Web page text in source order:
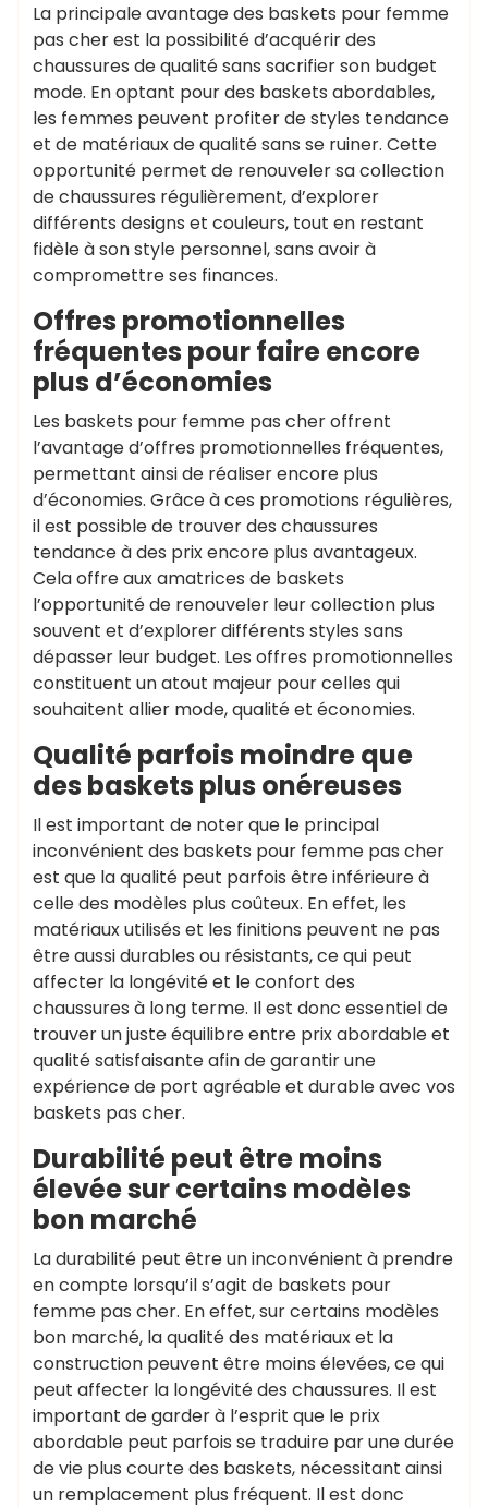
La principale avantage des baskets pour femme
pas cher est la possibilité d’acquérir des
chaussures de qualité sans sacrifier son budget
mode. En optant pour des baskets abordables,
les femmes peuvent profiter de styles tendance
et de matériaux de qualité sans se ruiner. Cette
opportunité permet de renouveler sa collection
de chaussures régulièrement, d’explorer
différents designs et couleurs, tout en restant
fidèle à son style personnel, sans avoir à
compromettre ses finances.
Offres promotionnelles
fréquentes pour faire encore
plus d’économies
Les baskets pour femme pas cher offrent
l’avantage d’offres promotionnelles fréquentes,
permettant ainsi de réaliser encore plus
d’économies. Grâce à ces promotions régulières,
il est possible de trouver des chaussures
tendance à des prix encore plus avantageux.
Cela offre aux amatrices de baskets
l’opportunité de renouveler leur collection plus
souvent et d’explorer différents styles sans
dépasser leur budget. Les offres promotionnelles
constituent un atout majeur pour celles qui
souhaitent allier mode, qualité et économies.
Qualité parfois moindre que
des baskets plus onéreuses
Il est important de noter que le principal
inconvénient des baskets pour femme pas cher
est que la qualité peut parfois être inférieure à
celle des modèles plus coûteux. En effet, les
matériaux utilisés et les finitions peuvent ne pas
être aussi durables ou résistants, ce qui peut
affecter la longévité et le confort des
chaussures à long terme. Il est donc essentiel de
trouver un juste équilibre entre prix abordable et
qualité satisfaisante afin de garantir une
expérience de port agréable et durable avec vos
baskets pas cher.
Durabilité peut être moins
élevée sur certains modèles
bon marché
La durabilité peut être un inconvénient à prendre
en compte lorsqu’il s’agit de baskets pour
femme pas cher. En effet, sur certains modèles
bon marché, la qualité des matériaux et la
construction peuvent être moins élevées, ce qui
peut affecter la longévité des chaussures. Il est
important de garder à l’esprit que le prix
abordable peut parfois se traduire par une durée
de vie plus courte des baskets, nécessitant ainsi
un remplacement plus fréquent. Il est donc